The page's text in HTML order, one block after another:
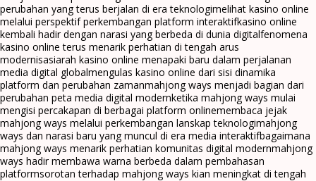
perubahan yang terus berjalan di era teknologimelihat kasino online
melalui perspektif perkembangan platform interaktifkasino online
kembali hadir dengan narasi yang berbeda di dunia digitalfenomena
kasino online terus menarik perhatian di tengah arus
modernisasiarah kasino online menapaki baru dalam perjalanan
media digital globalmengulas kasino online dari sisi dinamika
platform dan perubahan zamanmahjong ways menjadi bagian dari
perubahan peta media digital modernketika mahjong ways mulai
mengisi percakapan di berbagai platform onlinemembaca jejak
mahjong ways melalui perkembangan lanskap teknologimahjong
ways dan narasi baru yang muncul di era media interaktifbagaimana
mahjong ways menarik perhatian komunitas digital modernmahjong
ways hadir membawa warna berbeda dalam pembahasan
platformsorotan terhadap mahjong ways kian meningkat di tengah